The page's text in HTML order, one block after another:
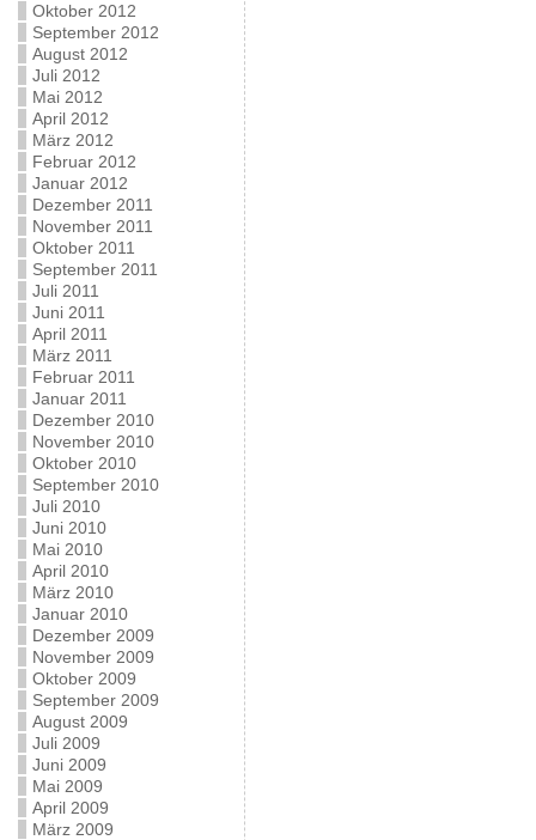
Oktober 2012
September 2012
August 2012
Juli 2012
Mai 2012
April 2012
März 2012
Februar 2012
Januar 2012
Dezember 2011
November 2011
Oktober 2011
September 2011
Juli 2011
Juni 2011
April 2011
März 2011
Februar 2011
Januar 2011
Dezember 2010
November 2010
Oktober 2010
September 2010
Juli 2010
Juni 2010
Mai 2010
April 2010
März 2010
Januar 2010
Dezember 2009
November 2009
Oktober 2009
September 2009
August 2009
Juli 2009
Juni 2009
Mai 2009
April 2009
März 2009